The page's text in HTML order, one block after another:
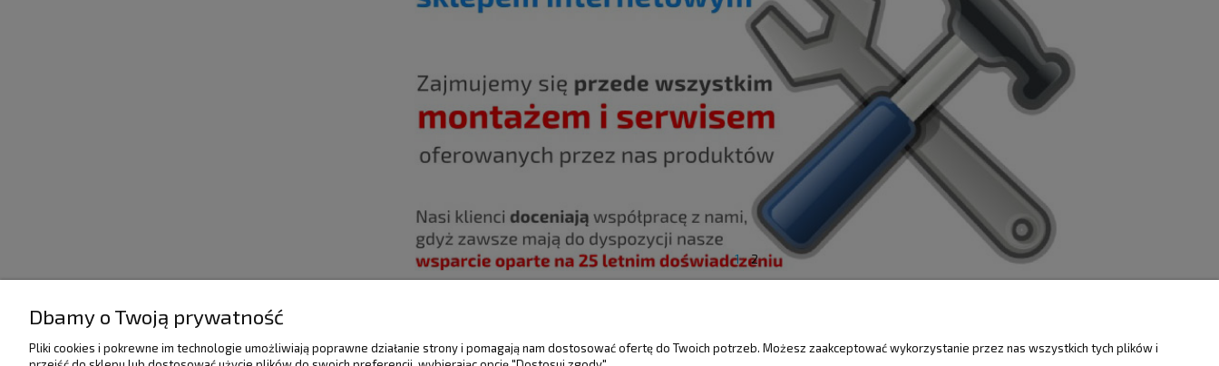
1 2
POMOC DOSTAWA I PŁATNOŚCI MOJE KONTO GWARANCJA I ZWROTY O FIRMIE
Dbamy o Twoją prywatność
Pliki cookies i pokrewne im technologie umożliwiają poprawne działanie strony i pomagają nam dostosować ofertę do Twoich potrzeb. Możesz zaakceptować wykorzystanie przez nas wszystkich tych plików i